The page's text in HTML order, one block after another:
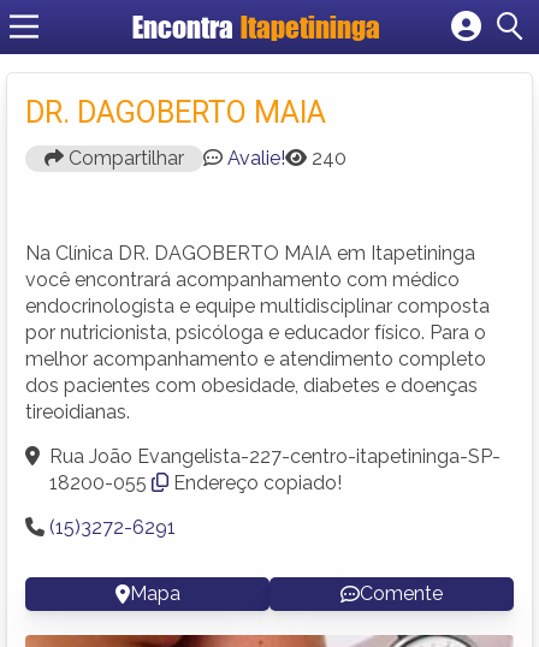
Encontra Itapetininga
Cadastrar empresa
Criar conta
DR. DAGOBERTO MAIA
Compartilhar Avalie! 240
Na Clínica DR. DAGOBERTO MAIA em Itapetininga
você encontrará acompanhamento com médico
endocrinologista e equipe multidisciplinar composta
por nutricionista, psicóloga e educador físico. Para o
melhor acompanhamento e atendimento completo
dos pacientes com obesidade, diabetes e doenças
tireoidianas.
Rua João Evangelista-227-centro-itapetininga-SP-
18200-055
Endereço copiado!
(15)3272-6291
Mapa Comente